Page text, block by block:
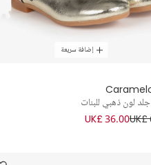
إضافة سريعة
جلد لون ذهبي للبنات
UK£
UK£ 36.00